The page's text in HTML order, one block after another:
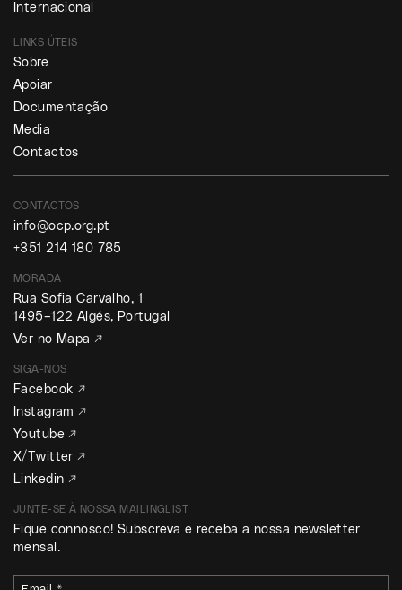
Internacional
LINKS ÚTEIS
Sobre
Apoiar
Documentação
Media
Contactos
CONTACTOS
info@ocp.org.pt
+351 214 180 785
MORADA
Rua Sofia Carvalho, 1
1495–122 Algés, Portugal
Ver no Mapa ↗
SIGA-NOS
Facebook ↗
Instagram ↗
Youtube ↗
X/Twitter ↗
Linkedin ↗
JUNTE-SE À NOSSA MAILINGLIST
Fique connosco! Subscreva e receba a nossa newsletter
mensal.